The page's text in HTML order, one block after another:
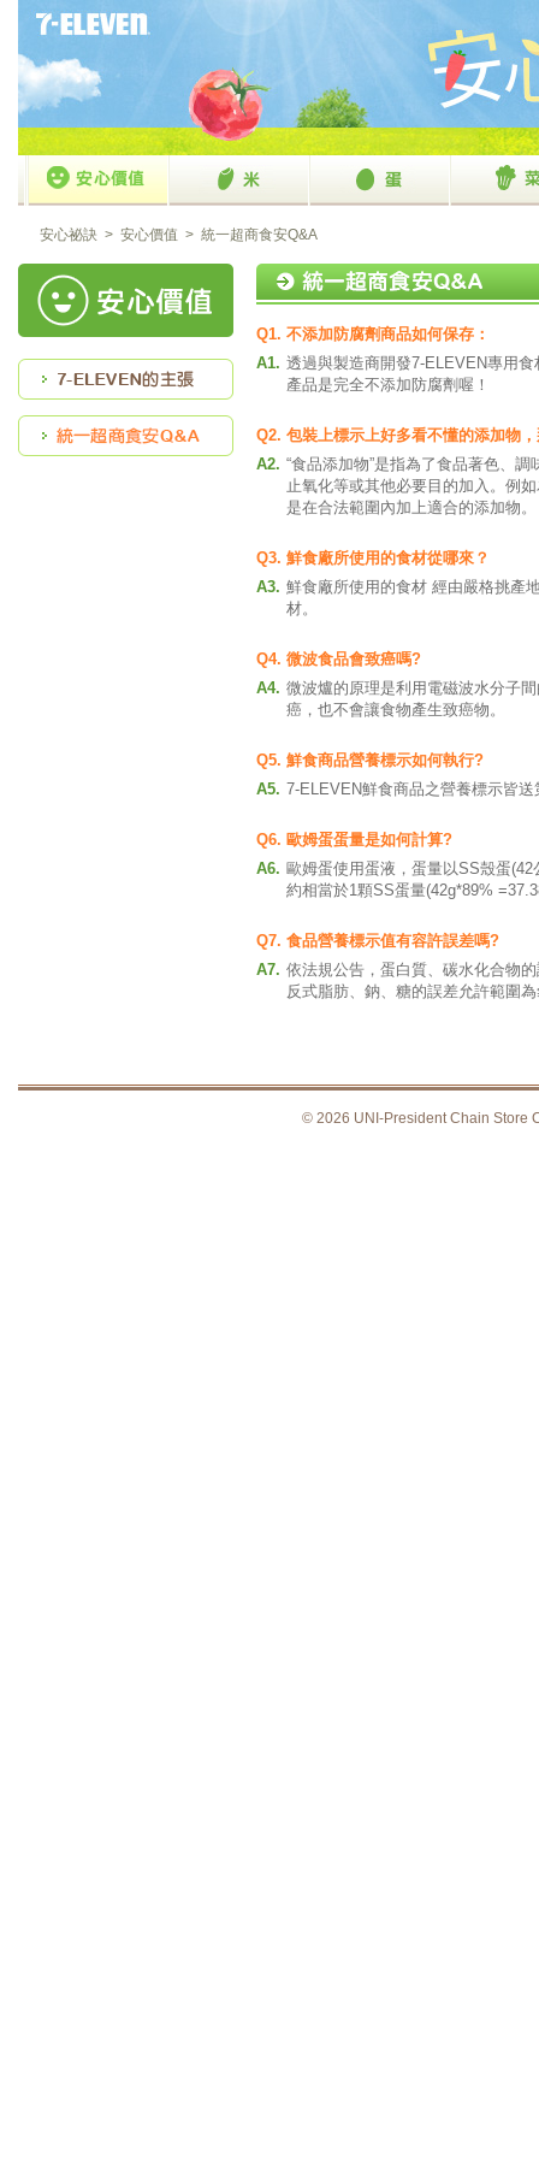
安心祕訣 > 安心價值 > 統一超商食安Q&A
Q1. 不添加防腐劑商品如何保存：
A1. 透過與製造商開發7-ELEVEN專用
產品是完全不添加防腐劑喔！
Q2. 包裝上標示上好多看不懂的添加物
A2. “食品添加物”是指為了食品著色、
止氧化等或其他必要目的加入。例
是在合法範圍內加上適合的添加物。
Q3. 鮮食廠所使用的食材從哪來？
A3. 鮮食廠所使用的食材 經由嚴格挑產
材。
Q4. 微波食品會致癌嗎?
A4. 微波爐的原理是利用電磁波水分子
癌，也不會讓食物產生致癌物。
Q5. 鮮食商品營養標示如何執行?
A5. 7-ELEVEN鮮食商品之營養標示皆
Q6. 歐姆蛋蛋量是如何計算?
A6. 歐姆蛋使用蛋液，蛋量以SS殼蛋
約相當於1顆SS蛋量(42g*89%
Q7. 食品營養標示值有容許誤差嗎?
A7. 依法規公告，蛋白質、碳水化合物
反式脂肪、鈉、糖的誤差允許範圍
© 2026 UNI-President Chain